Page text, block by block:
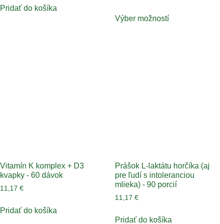
Pridať do košíka
Výber možností
Vitamín K komplex + D3
kvapky - 60 dávok
11,17 €
Pridať do košíka
Prášok L-laktátu horčíka (aj
pre ľudí s intoleranciou
mlieka) - 90 porcií
11,17 €
Pridať do košíka